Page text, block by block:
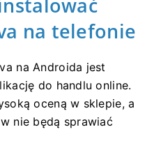
na telefonie
na Androida jest
do handlu online.
oceną w sklepie, a
nie będą sprawiać